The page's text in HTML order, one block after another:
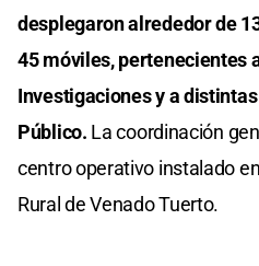
desplegaron alrededor de
45 móviles, pertenecientes
Investigaciones y a
Público. La coordinación
centro operativo instalado
Rural de Venado Tuerto.